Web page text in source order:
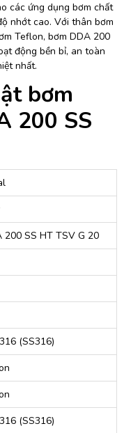
các ứng dụng bơm chất
nhớt cao. Với thân bơm
Teflon, bơm DDA 200
động bền bỉ, an toàn
nhất.
bơm
200 SS
200 SS HT TSV G 20
(SS316)
(SS316)